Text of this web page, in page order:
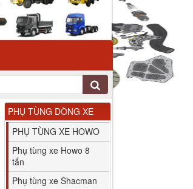
PHỤ TÙNG DÒNG XE
PHỤ TÙNG XE HOWO
Phụ tùng xe Howo 8
tấn
Phụ tùng xe Shacman